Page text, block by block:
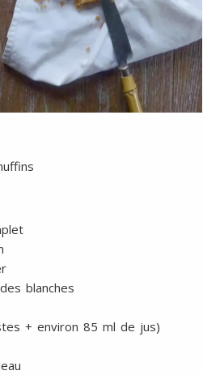
blanches
+ environ 85 ml de jus)